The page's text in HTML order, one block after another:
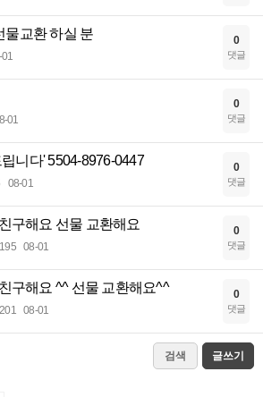
물교환 하실 분 0
댓글
01
0
댓글
니다' 5504-8976-0447
08-01
0
댓글
구해요 선물 교환해요
08-01
0
댓글
구해요 ^^ 선물 교환해요^^
08-01
0
댓글
검색 글쓰기